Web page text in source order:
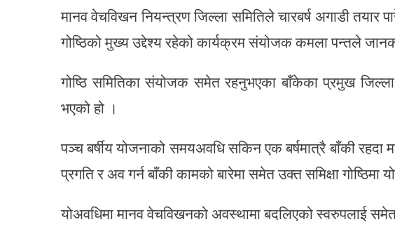
मानव वेचविखन नियन्त्रण जिल्ला समितिले चारबर्ष अगाडी तयार
गोष्ठिको मुख्य उद्देश्य रहेको कार्यक्रम संयोजक कमला पन्तले
गोष्ठि समितिका संयोजक समेत रहनुभएका बाँकेका प्रमुख
भएको हो ।
पञ्च बर्षीय योजनाको समयअवधि सकिन एक बर्षमात्रै बाँकी
प्रगति र अव गर्न बाँकी कामको बारेमा समेत उक्त समिक्षा गोष्ठिमा
योअवधिमा मानव वेचविखनको अवस्थामा बदलिएको स्वरुपलाई